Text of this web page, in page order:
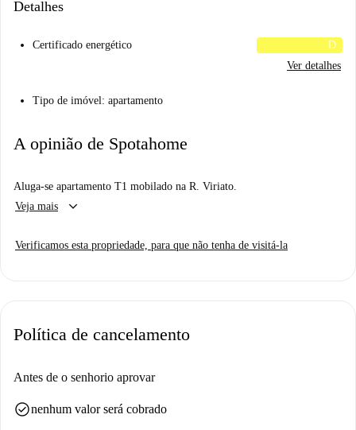
Detalhes
Certificado energético
D
Ver detalhes
Tipo de imóvel: apartamento
A opinião de Spotahome
Aluga-se apartamento T1 mobilado na R. Viriato.
Veja mais
keyboard_arrow_down
Verificamos esta propriedade, para que não tenha de visitá-la
Política de cancelamento
Antes de o senhorio aprovar
check_circlenenhum valor será cobrado